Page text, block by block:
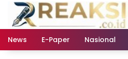
Langsung
konten
News
E-Paper Nasional